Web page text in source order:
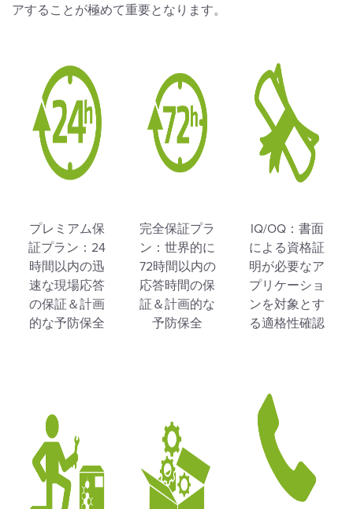
アすることが極めて重要となります。
プレミアム保
証プラン：24
時間以内の迅
速な現場応答
の保証＆計画
的な予防保全
完全保証プラ
ン：世界的に
72時間以内の
応答時間の保
証＆計画的な
予防保全
IQ/OQ：書面
による資格証
明が必要なア
プリケーショ
ンを対象とす
る適格性確認